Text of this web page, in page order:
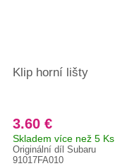
Klip horní lišty
3.60 €
Skladem více než 5 Ks
Originální díl Subaru
91017FA010